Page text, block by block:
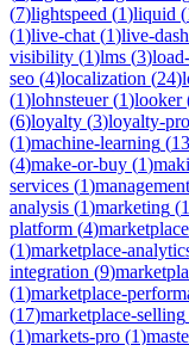
(7)lightspeed (1)liquid (
(1)live-chat (1)live-
visibility (1)lms (3)
seo (4)localization (24)
(1)lohnsteuer(1)looker
(6)loyalty (3)loyalty-
(1)machine-learning (13
(4)make-or-buy (1)
services (1)management
analysis (1)marketing (
platform (4)marketplace
(1)marketplace-
integration (9)
(1)marketplace-
(17)marketplace-selling
(1)markets-pro (1)